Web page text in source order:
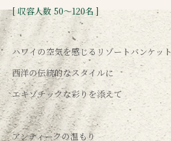
[ 収容人数 50～120名 ]
ハワイの空気を感じるリゾートバンケット
西洋の伝統的なスタイルに
エキゾチックな彩りを添えて
アンティークの温もり